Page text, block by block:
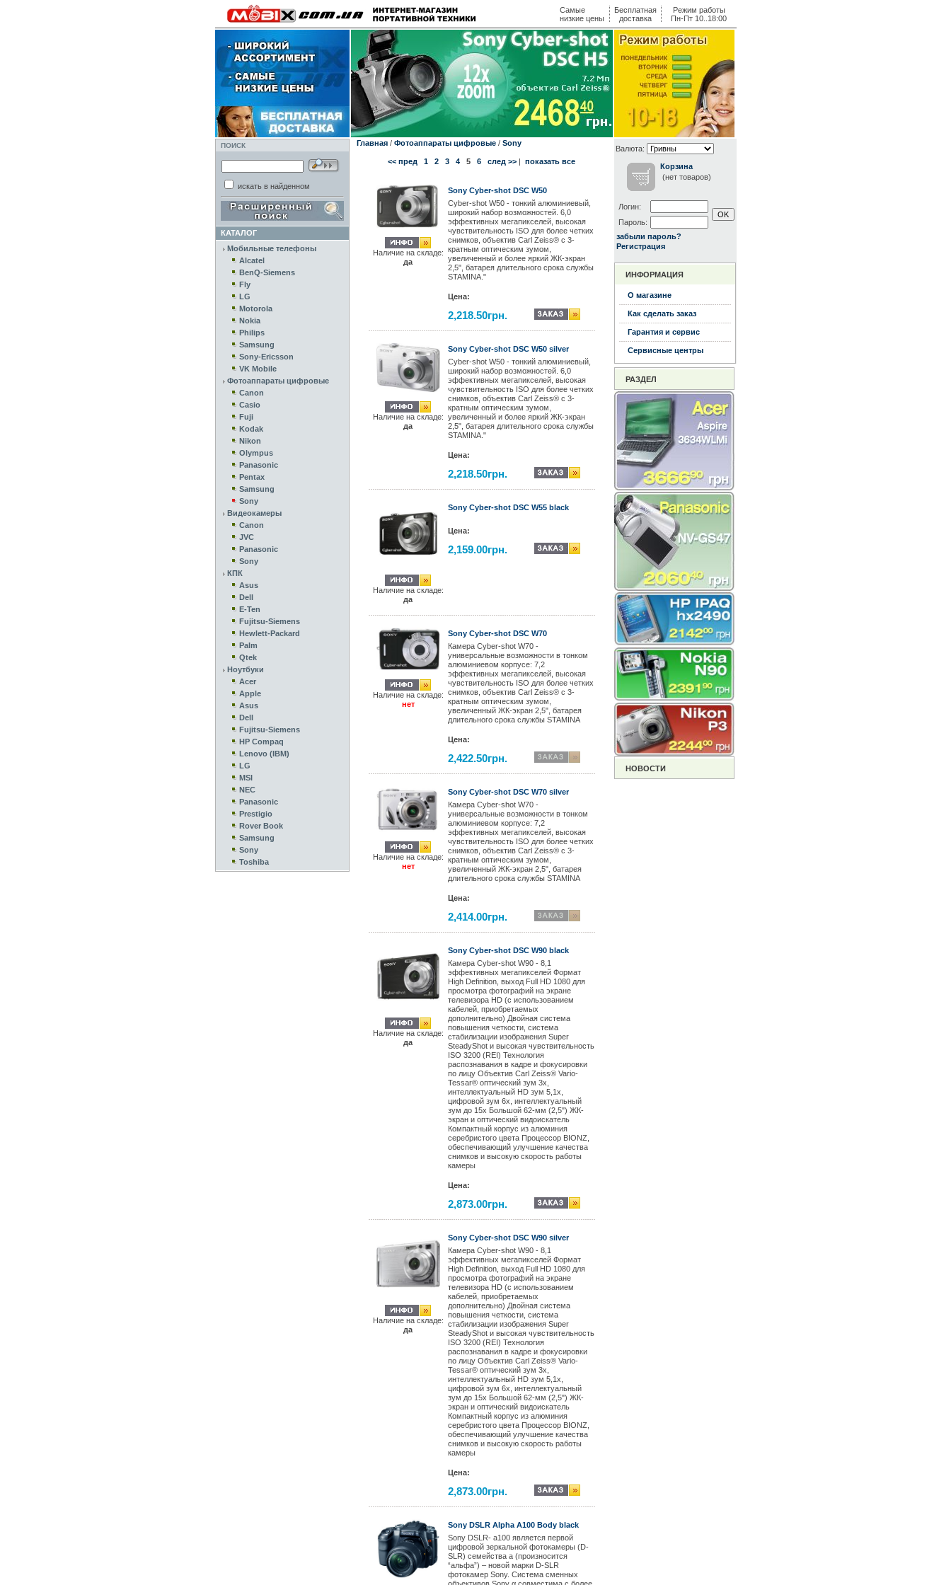
Самые
низкие цены
Бесплатная
доставка
Режим работы
Пн-Пт 10..18:00
ПОИСК
искать в найденном
КАТАЛОГ
Мобильные телефоны
Alcatel
BenQ-Siemens
Fly
LG
Motorola
Nokia
Philips
Samsung
Sony-Ericsson
VK Mobile
Фотоаппараты цифровые
Canon
Casio
Fuji
Kodak
Nikon
Olympus
Panasonic
Pentax
Samsung
Sony
Видеокамеры
Canon
JVC
Panasonic
Sony
КПК
Asus
Dell
E-Ten
Fujitsu-Siemens
Hewlett-Packard
Palm
Qtek
Ноутбуки
Acer
Apple
Asus
Dell
Fujitsu-Siemens
HP Compaq
Lenovo (IBM)
LG
MSI
NEC
Panasonic
Prestigio
Rover Book
Samsung
Sony
Toshiba
Главная/ Фотоаппараты цифровые/ Sony
<< пред 1 2 3 4 5 6 след >> | показать все
Наличие на складе:
да
Sony Cyber-shot DSC W50
Cyber-shot W50 - тонкий алюминиевый,
широкий набор возможностей. 6,0
эффективных мегапикселей, высокая
чувствительность ISO для более четких
снимков, объектив Carl Zeiss® с 3-
кратным оптическим зумом,
увеличенный и более яркий ЖК-экран
2,5", батарея длительного срока службы
STAMINA."
Цена:
2,218.50грн.
Наличие на складе:
да
Sony Cyber-shot DSC W50 silver
Cyber-shot W50 - тонкий алюминиевый,
широкий набор возможностей. 6,0
эффективных мегапикселей, высокая
чувствительность ISO для более четких
снимков, объектив Carl Zeiss® с 3-
кратным оптическим зумом,
увеличенный и более яркий ЖК-экран
2,5", батарея длительного срока службы
STAMINA."
Цена:
2,218.50грн.
Наличие на складе:
да
Sony Cyber-shot DSC W55 black
Цена:
2,159.00грн.
Наличие на складе:
нет
Sony Cyber-shot DSC W70
Камера Cyber-shot W70 -
универсальные возможности в тонком
алюминиевом корпусе: 7,2
эффективных мегапикселей, высокая
чувствительность ISO для более четких
снимков, объектив Carl Zeiss® с 3-
кратным оптическим зумом,
увеличенный ЖК-экран 2,5", батарея
длительного срока службы STAMINA
Цена:
2,422.50грн.
Наличие на складе:
нет
Sony Cyber-shot DSC W70 silver
Камера Cyber-shot W70 -
универсальные возможности в тонком
алюминиевом корпусе: 7,2
эффективных мегапикселей, высокая
чувствительность ISO для более четких
снимков, объектив Carl Zeiss® с 3-
кратным оптическим зумом,
увеличенный ЖК-экран 2,5", батарея
длительного срока службы STAMINA
Цена:
2,414.00грн.
Наличие на складе:
да
Sony Cyber-shot DSC W90 black
Камера Cyber-shot W90 - 8,1
эффективных мегапикселей Формат
High Definition, выход Full HD 1080 для
просмотра фотографий на экране
телевизора HD (с использованием
кабелей, приобретаемых
дополнительно) Двойная система
повышения четкости, система
стабилизации изображения Super
SteadyShot и высокая чувствительность
ISO 3200 (REI) Технология
распознавания в кадре и фокусировки
по лицу Объектив Carl Zeiss® Vario-
Tessar® оптический зум 3x,
интеллектуальный HD зум 5,1x,
цифровой зум 6x, интеллектуальный
зум до 15x Большой 62-мм (2,5") ЖК-
экран и оптический видоискатель
Компактный корпус из алюминия
серебристого цвета Процессор BIONZ,
обеспечивающий улучшение качества
снимков и высокую скорость работы
камеры
Цена:
2,873.00грн.
Наличие на складе:
да
Sony Cyber-shot DSC W90 silver
Камера Cyber-shot W90 - 8,1
эффективных мегапикселей Формат
High Definition, выход Full HD 1080 для
просмотра фотографий на экране
телевизора HD (с использованием
кабелей, приобретаемых
дополнительно) Двойная система
повышения четкости, система
стабилизации изображения Super
SteadyShot и высокая чувствительность
ISO 3200 (REI) Технология
распознавания в кадре и фокусировки
по лицу Объектив Carl Zeiss® Vario-
Tessar® оптический зум 3x,
интеллектуальный HD зум 5,1x,
цифровой зум 6x, интеллектуальный
зум до 15x Большой 62-мм (2,5") ЖК-
экран и оптический видоискатель
Компактный корпус из алюминия
серебристого цвета Процессор BIONZ,
обеспечивающий улучшение качества
снимков и высокую скорость работы
камеры
Цена:
2,873.00грн.
Sony DSLR Alpha A100 Body black
Sony DSLR- a100 является первой
цифровой зеркальной фотокамеры (D-
SLR) семейства a (произносится
“альфа”) – новой марки D-SLR
фотокамер Sony. Система сменных
Валюта:
Корзина
(нет товаров)
Логин:
Пароль:
забыли пароль?
Регистрация
ИНФОРМАЦИЯ
О магазине
Как сделать заказ
Гарантия и сервис
Сервисные центры
РАЗДЕЛ
НОВОСТИ